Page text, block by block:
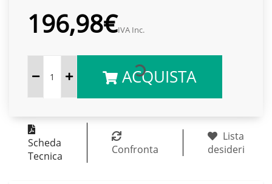
196,98€IVA Inc.
ACQUISTA
Scheda
Tecnica
Confronta
Lista
desideri